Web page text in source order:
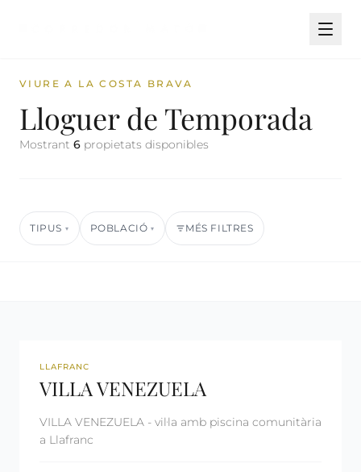
VIURE A LA COSTA BRAVA
Lloguer de Temporada
Mostrant 6 propietats disponibles
TIPUS ▾ POBLACIÓ ▾ MÉS FILTRES
REF: CM2134
LLAFRANC
VILLA VENEZUELA
VILLA VENEZUELA - vil·la amb piscina comunitària
a Llafranc